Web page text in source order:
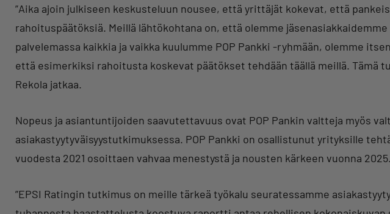
”Aika ajoin julkiseen keskusteluun nousee, että yrittäjät kokevat, että
rahoituspäätöksiä. Meillä lähtökohtana on, että olemme
palvelemassa kaikkia ja vaikka kuulumme POP Pankki -ryhmään, olemme
että esimerkiksi rahoitusta koskevat päätökset tehdään täällä meillä. Tämä
Rekola jatkaa.
Nopeus ja asiantuntijoiden saavutettavuus ovat POP Pankin valtteja myös
asiakastyytyväisyystutkimuksessa. POP Pankki on osallistunut yrityksille
vuodesta 2021 osoittaen vahvaa menestystä ja nousten kärkeen vuonna 2025.
”EPSI Ratingin tutkimus on meille tärkeä työkalu seuratessamme